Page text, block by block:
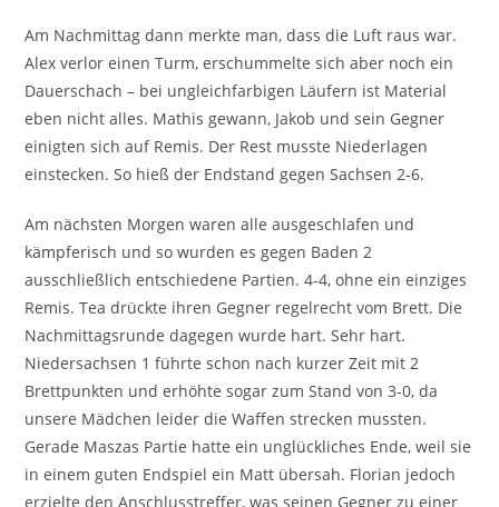
Am Nachmittag dann merkte man, dass die Luft raus war.
Alex verlor einen Turm, erschummelte sich aber noch ein
Dauerschach – bei ungleichfarbigen Läufern ist Material
eben nicht alles. Mathis gewann, Jakob und sein Gegner
einigten sich auf Remis. Der Rest musste Niederlagen
einstecken. So hieß der Endstand gegen Sachsen 2-6.
Am nächsten Morgen waren alle ausgeschlafen und
kämpferisch und so wurden es gegen Baden 2
ausschließlich entschiedene Partien. 4-4, ohne ein einziges
Remis. Tea drückte ihren Gegner regelrecht vom Brett. Die
Nachmittagsrunde dagegen wurde hart. Sehr hart.
Niedersachsen 1 führte schon nach kurzer Zeit mit 2
Brettpunkten und erhöhte sogar zum Stand von 3-0, da
unsere Mädchen leider die Waffen strecken mussten.
Gerade Maszas Partie hatte ein unglückliches Ende, weil sie
in einem guten Endspiel ein Matt übersah. Florian jedoch
erzielte den Anschlusstreffer, was seinen Gegner zu einer